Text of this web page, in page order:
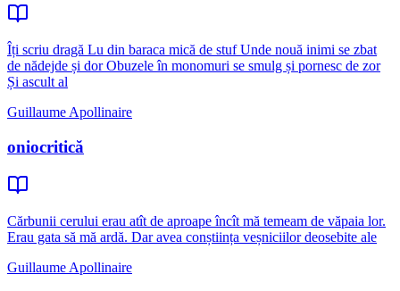
Îți scriu dragă Lu din baraca mică de stuf Unde nouă inimi se zbat
de nădejde și dor Obuzele în monomuri se smulg și pornesc de zor
Și ascult al
Guillaume Apollinaire
oniocritică
Cărbunii cerului erau atît de aproape încît mă temeam de văpaia lor.
Erau gata să mă ardă. Dar avea conștiința veșniciilor deosebite ale
Guillaume Apollinaire